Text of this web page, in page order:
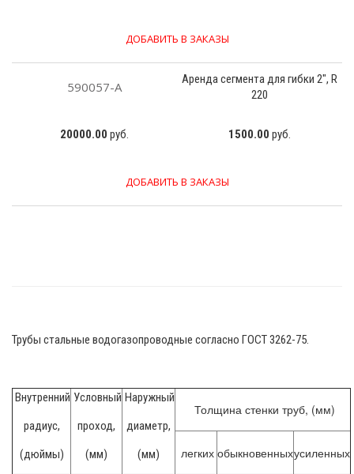
ДОБАВИТЬ В ЗАКАЗЫ
590057-А
Аренда сегмента для гибки 2", R
220
20000.00 руб. 1500.00 руб.
ДОБАВИТЬ В ЗАКАЗЫ
Трубы стальные водогазопроводные согласно ГОСТ 3262-75.
Внутренний
радиус,
(дюймы)
Условный
проход,
(мм)
Наружный
диаметр,
(мм)
Толщина стенки труб, (мм)
легких обыкновенныхусиленных